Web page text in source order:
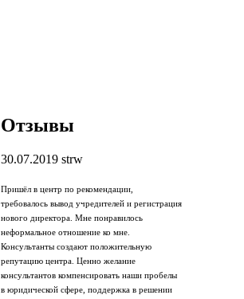
Отзывы
30.07.2019 strw
Пришёл в центр по рекомендации,
требовалось вывод учредителей и регистрация
нового директора. Мне понравилось
неформальное отношение ко мне.
Консультанты создают положительную
репутацию центра. Ценно желание
консультантов компенсировать наши пробелы
в юридической сфере, поддержка в решении